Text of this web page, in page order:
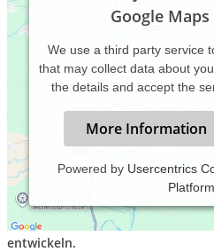
Google
We use a third party service
that may collect data about
the details and accept the
More Information
Powered by Usercentrics
Platform
Praxis für mentale Gesundheit –
Therapie (DGSF-zertifiziert)
Wieder in Balance leben.
entwickeln.